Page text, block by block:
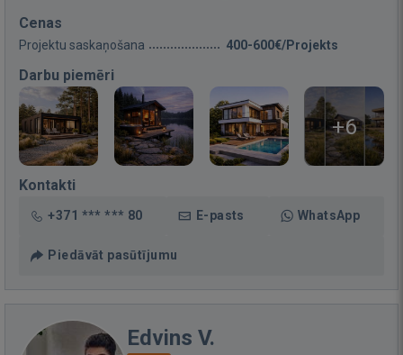
Cenas
Projektu saskaņošana 400-600€/Projekts
Darbu piemēri
+6
Kontakti
+371 *** *** 80 E-pasts WhatsApp
Piedāvāt pasūtījumu
Edvins V.